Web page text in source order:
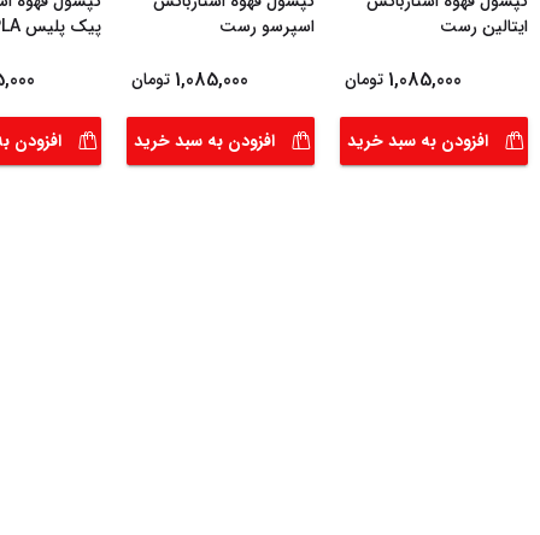
ایتالین رست
1,085,000 تومان
افزودن به سبد خرید
اسپرسو رست
1,085,000 تومان
افزودن به سبد خرید
پیک پلیس PICK PLA
افزودن